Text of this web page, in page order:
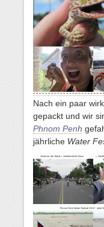
Nach ein paar
gepackt und wir
Phnom Penh
jährliche Water